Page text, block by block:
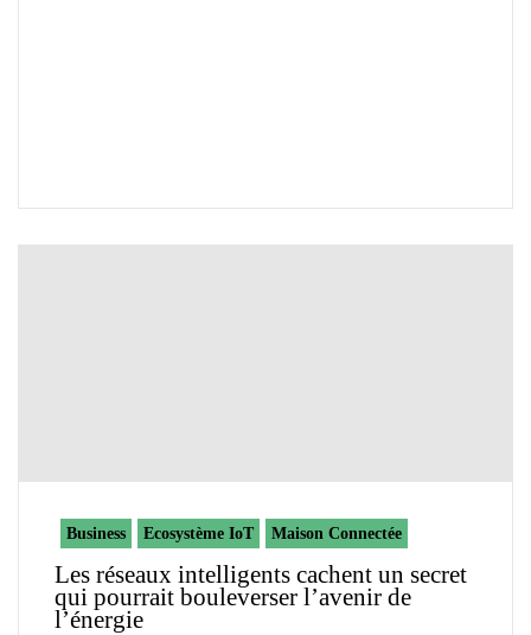
Business Ecosystème IoT Maison Connectée
Les réseaux intelligents cachent un secret
qui pourrait bouleverser l’avenir de
l’énergie